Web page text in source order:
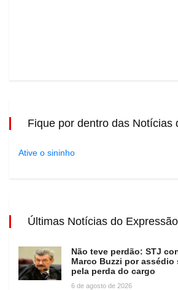
Fique por dentro das Notícias
Ative o sininho
Últimas Notícias do Expressão
Não teve perdão: STJ
Marco Buzzi por assédio
pela perda do cargo
6 de agosto de 2026